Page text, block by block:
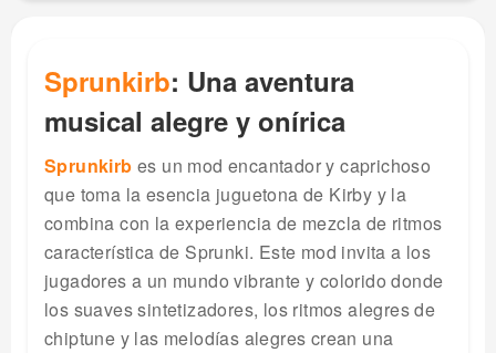
Sprunkirb: Una aventura
musical alegre y onírica
Sprunkirb es un mod encantador y caprichoso
que toma la esencia juguetona de Kirby y la
combina con la experiencia de mezcla de ritmos
característica de Sprunki. Este mod invita a los
jugadores a un mundo vibrante y colorido donde
los suaves sintetizadores, los ritmos alegres de
chiptune y las melodías alegres crean una